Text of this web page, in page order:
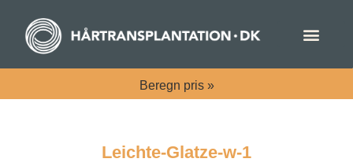
Beregn pris »
Leichte-Glatze-w-1